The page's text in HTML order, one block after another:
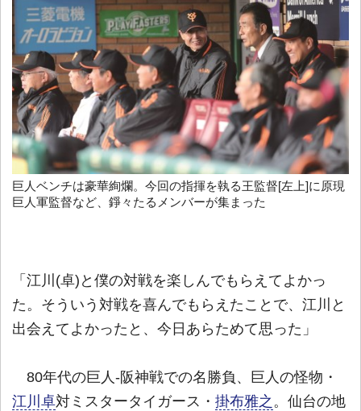
巨人ベンチは豪華絢爛。今回の指揮を執る王監督[左上]に原現
巨人軍監督など、錚々たるメンバーが集まった
「江川(卓)と僕の対戦を楽しんでもらえてよかっ
た。そういう対戦を喜んでもらえたことで、江川と
出会えてよかったと、今日あらためて思った」
80年代の巨人-阪神戦での名勝負、巨人の怪物・
江川卓対ミスタータイガース・ 掛布雅之 。仙台の地